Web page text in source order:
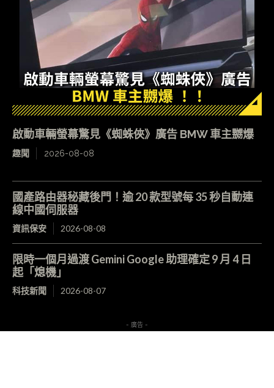
啟動車輛螢幕驚見《蜘蛛俠》廣告 BMW 車主嬲爆
趣聞 2026-08-08
國產路由器秘藏後門！逾 20 款型號每 35 秒自動連
線中國伺服器
資訊保安 2026-08-08
限時一個月過渡 Gemini Google 助理確定 9 月 4 日
起「熄機」
科技新聞 2026-08-07
- 廣告 -